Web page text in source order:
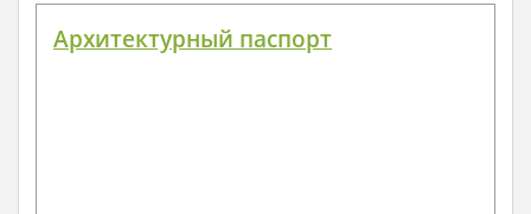
Архитектурный паспорт